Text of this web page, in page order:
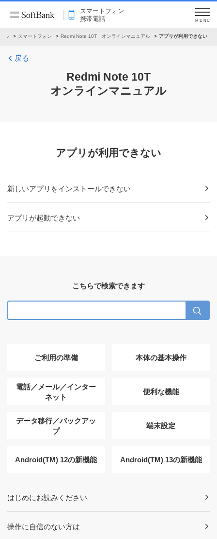
スマートフォン
携帯電話
MENU
ル スマートフォン Redmi Note 10T オンラインマニュアル アプリが利用できない
戻る
Redmi Note 10T
オンラインマニュアル
アプリが利用できない
新しいアプリをインストールできない
アプリが起動できない
こちらで検索できます
ご利用の準備 本体の基本操作
電話／メール／インター
ネット
便利な機能
データ移行／バックアッ
プ
端末設定
Android(TM) 12の新機能 Android(TM) 13の新機能
はじめにお読みください
操作に自信のない方は